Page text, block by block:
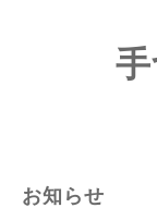
お知らせ